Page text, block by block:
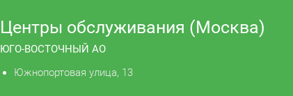
Центры обслуживания (Москва)
ЮГО-ВОСТОЧНЫЙ АО
Южнопортовая улица, 13